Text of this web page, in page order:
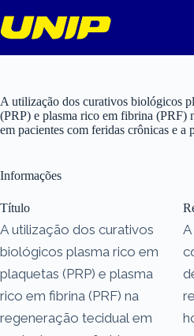
para
o
A utilização dos curativos biológicos
(PRP) e plasma rico em fibrina (PRF)
em pacientes com feridas crônicas e a
Informações
Título
A utilização dos curativos
biológicos plasma rico em
plaquetas (PRP) e plasma
rico em fibrina (PRF) na
regeneração tecidual em